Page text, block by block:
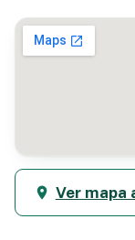
Ver mapa